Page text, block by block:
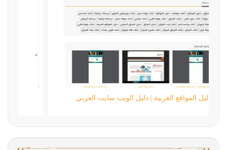
دليل المواقع العربية | دليل الويب سايت العربي